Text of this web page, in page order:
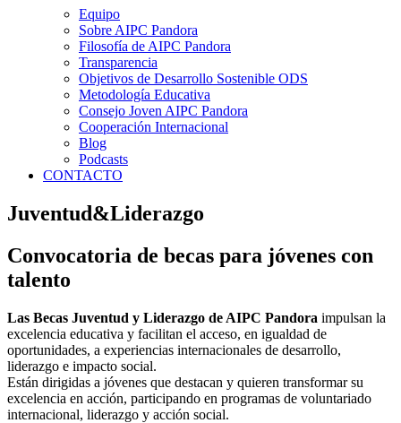
Equipo
Sobre AIPC Pandora
Filosofía de AIPC Pandora
Transparencia
Objetivos de Desarrollo Sostenible ODS
Metodología Educativa
Consejo Joven AIPC Pandora
Cooperación Internacional
Blog
Podcasts
CONTACTO
Juventud&Liderazgo
Convocatoria de becas para jóvenes con
talento
Las Becas Juventud y Liderazgo de AIPC Pandora impulsan la
excelencia educativa y facilitan el acceso, en igualdad de
oportunidades, a experiencias internacionales de desarrollo,
liderazgo e impacto social.
Están dirigidas a jóvenes que destacan y quieren transformar su
excelencia en acción, participando en programas de voluntariado
internacional, liderazgo y acción social.